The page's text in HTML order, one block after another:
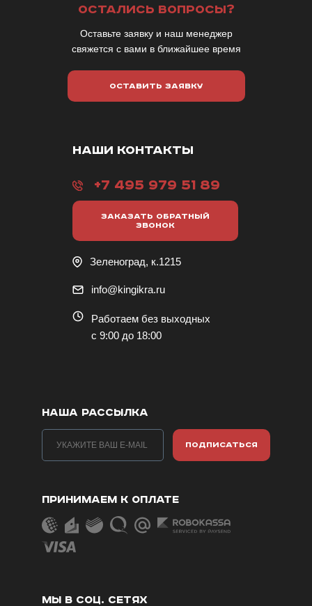
ОСТАЛИСЬ ВОПРОСЫ?
Оставьте заявку и наш менеджер
свяжется с вами в ближайшее время
ОСТАВИТЬ ЗАЯВКУ
НАШИ КОНТАКТЫ
+7 495 979 51 89
ЗАКАЗАТЬ ОБРАТНЫЙ
ЗВОНОК
Зеленоград, к.1215
info@kingikra.ru
Работаем без выходных
с 9:00 до 18:00
НАША РАССЫЛКА
ПОДПИСАТЬСЯ
ПРИНИМАЕМ К ОПЛАТЕ
МЫ В СОЦ. СЕТЯХ